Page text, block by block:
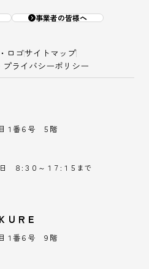
事業者の皆様へ
ロゴサイトマップ
ライバシーポリシー
１番６号 ５階
８:３０～１７:１５まで
ＵＲＥ
１番６号 ９階